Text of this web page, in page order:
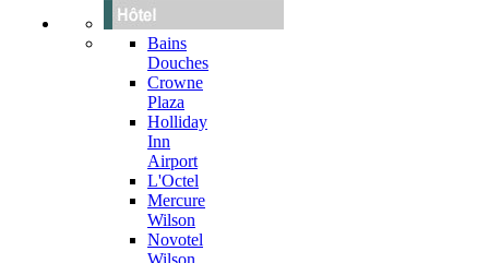
Bains
Douches
Crowne
Plaza
Holliday
Inn
Airport
L'Octel
Mercure
Wilson
Novotel
Wilson